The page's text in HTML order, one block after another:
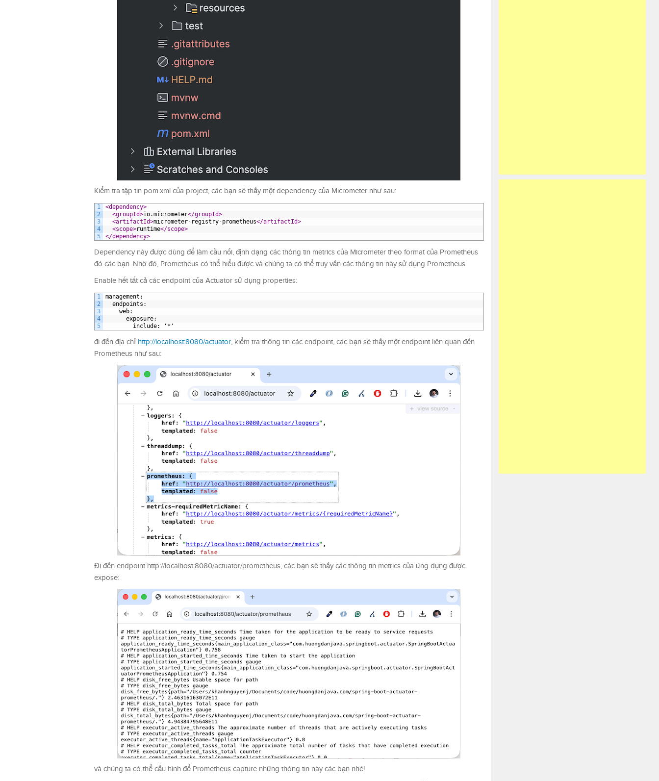
Kiểm tra tập tin pom.xml của project, các bạn sẽ thấy một dependency của Micrometer như sau:
1
2
3
4
5
<dependency>
<groupId>io.micrometer</groupId>
<artifactId>micrometer-registry-prometheus</artifactId>
<scope>runtime</scope>
</dependency>
Dependency này được dùng để làm cầu nối, định dạng các thông tin metrics của Micrometer theo format của Prometheus
đó các bạn. Nhờ đó, Prometheus có thể hiểu được và chúng ta có thể truy vấn các thông tin này sử dụng Prometheus.
Enable hết tất cả các endpoint của Actuator sử dụng properties:
1
2
3
4
5
management :
endpoints :
web:
exposure:
include: '*'
đi đến địa chỉ http://localhost:8080/actuator, kiểm tra thông tin các endpoint, các bạn sẽ thấy một endpoint liên quan đến
Prometheus như sau:
Đi đến endpoint http://localhost:8080/actuator/prometheus, các bạn sẽ thấy các thông tin metrics của ứng dụng được
expose:
và chúng ta có thể cấu hình để Prometheus capture những thông tin này các bạn nhé!